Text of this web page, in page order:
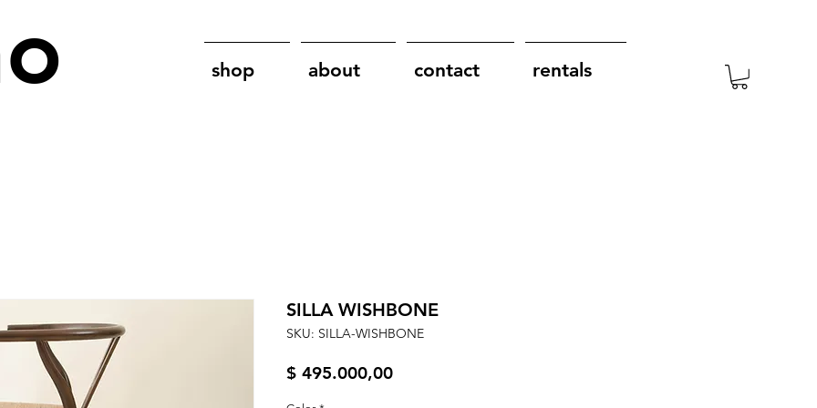
shop about contact rentals
SILLA WISHBONE
SKU: SILLA-WISHBONE
$ 495.000,00Precio